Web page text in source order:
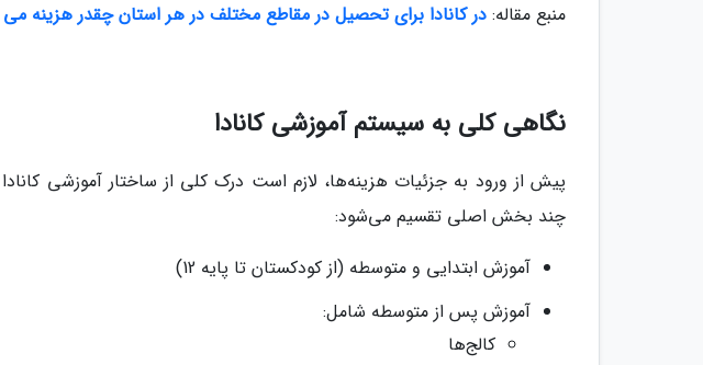
منبع مقاله: در کانادا برای تحصیل در مقاطع مختلف در هر استان چقدر هزینه
نگاهی کلی به سیستم آموزشی کانادا
پیش از ورود به جزئیات هزینه‌ها، لازم است درک کلی از ساختار آموزشی
چند بخش اصلی تقسیم می‌شود:
آموزش ابتدایی و متوسطه (از کودکستان تا پایه 12)
آموزش پس از متوسطه شامل:
کالج‌ها